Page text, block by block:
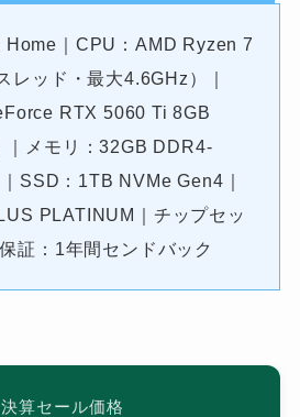
｜CPU：AMD Ryzen 7
レッド・最大4.6GHz）｜
RTX 5060 Ti 8GB
｜メモリ：32GB DDR4-
SSD：1TB NVMe Gen4｜
PLATINUM｜チップセッ
証：1年間センドバック
算セール価格